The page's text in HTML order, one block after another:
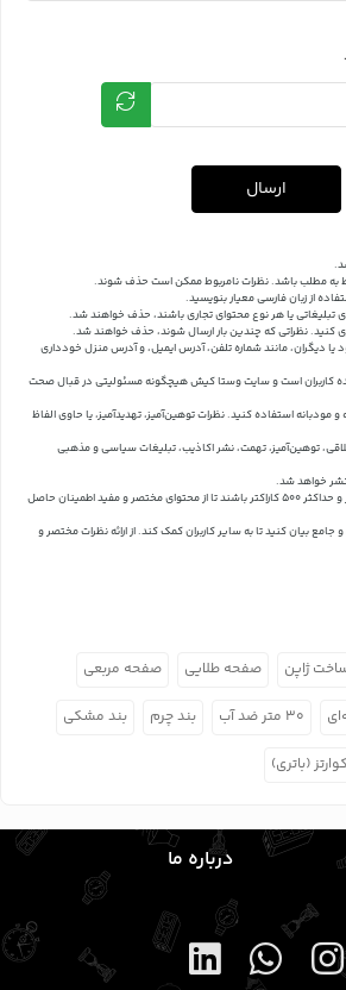
ارسال
به مطلب باشد. نظرات نامربوط ممکن است حذف شوند.
از زبان فارسی معیار بنویسید.
تبلیغاتی یا هر نوع محتوای تجاری باشند، حذف خواهند شد.
کنید. نظراتی که چندین بار ارسال شوند، حذف خواهند شد.
دیگران، مانند شماره تلفن، آدرس ایمیل، و آدرس منزل خودداری
کاربران است و سایت وستا کیش هیچگونه مسئولیتی در قبال صحت
و مودبانه استفاده کنید. نظرات توهین‌آمیز، تهدیدآمیز، یا حاوی الفاظ
توهین‌آمیز، تهمت، نشر اکاذیب، تبلیغات سیاسی و مذهبی
خواهد شد.
نظرات باید حداقل شامل 50 کاراکتر و حداکثر 500 کاراکتر باشند تا از محتوای مختصر و مفید اطمینان حاصل
بیان کنید تا به سایر کاربران کمک کند.از ارائه نظرات مختصر و
ژاپن صفحه طلایی صفحه مربعی
۳۰ متر ضد آب بند چرم بند مشکی
کوارتز (باتری)
درباره ما